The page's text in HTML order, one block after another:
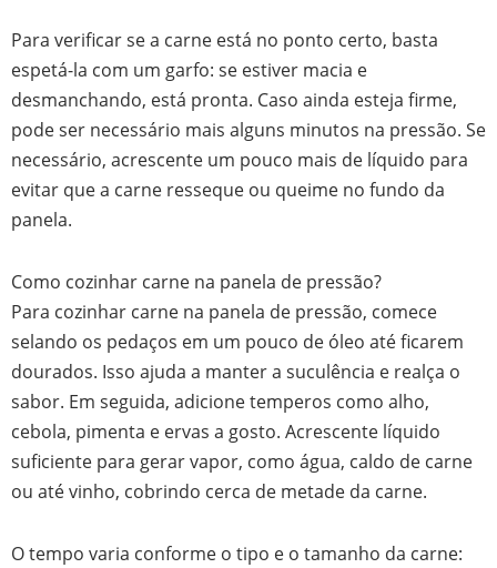
Para verificar se a carne está no ponto certo, basta
espetá-la com um garfo: se estiver macia e
desmanchando, está pronta. Caso ainda esteja firme,
pode ser necessário mais alguns minutos na pressão. Se
necessário, acrescente um pouco mais de líquido para
evitar que a carne resseque ou queime no fundo da
panela.
Como cozinhar carne na panela de pressão?
Para cozinhar carne na panela de pressão, comece
selando os pedaços em um pouco de óleo até ficarem
dourados. Isso ajuda a manter a suculência e realça o
sabor. Em seguida, adicione temperos como alho,
cebola, pimenta e ervas a gosto. Acrescente líquido
suficiente para gerar vapor, como água, caldo de carne
ou até vinho, cobrindo cerca de metade da carne.
O tempo varia conforme o tipo e o tamanho da carne: